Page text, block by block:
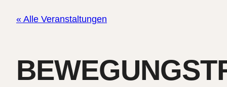
« Alle Veranstaltungen